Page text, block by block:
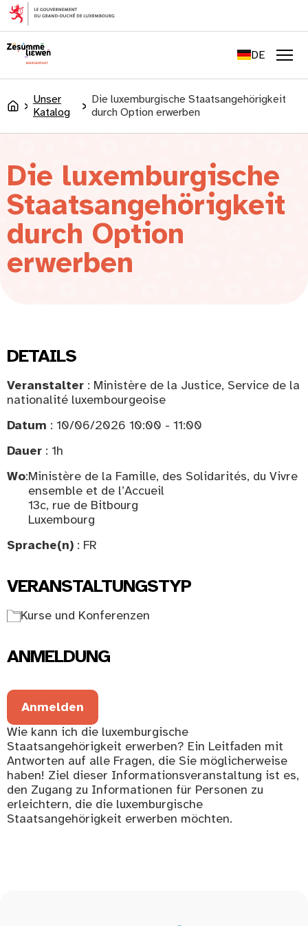
springen
DE
LU
Accueil
Unser
Katalog
Die luxemburgische Staatsangehörigkeit
durch Option erwerben
Die luxemburgische
Staatsangehörigkeit
durch Option
erwerben
DETAILS
Veranstalter : Ministère de la Justice, Service de la
nationalité luxembourgeoise
Datum : 10/06/2026 10:00 - 11:00
Dauer : 1h
Wo:Ministère de la Famille, des Solidarités, du Vivre
ensemble et de l’Accueil
13c, rue de Bitbourg
Luxembourg
Sprache(n) : FR
VERANSTALTUNGSTYP
Kurse und Konferenzen
ANMELDUNG
Anmelden
Wie kann ich die luxemburgische
Staatsangehörigkeit erwerben? Ein Leitfaden mit
Antworten auf alle Fragen, die Sie möglicherweise
haben! Ziel dieser Informationsveranstaltung ist es,
den Zugang zu Informationen für Personen zu
erleichtern, die die luxemburgische
Staatsangehörigkeit erwerben möchten.